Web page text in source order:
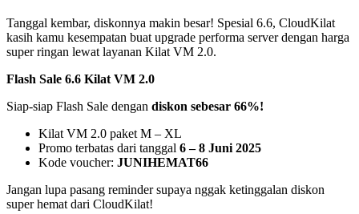
Tanggal kembar, diskonnya makin besar! Spesial 6.6, CloudKilat
kasih kamu kesempatan buat upgrade performa server dengan harga
super ringan lewat layanan Kilat VM 2.0.
Flash Sale 6.6 Kilat VM 2.0
Siap-siap Flash Sale dengan diskon sebesar 66%!
Kilat VM 2.0 paket M – XL
Promo terbatas dari tanggal 6 – 8 Juni 2025
Kode voucher: JUNIHEMAT66
Jangan lupa pasang reminder supaya nggak ketinggalan diskon
super hemat dari CloudKilat!